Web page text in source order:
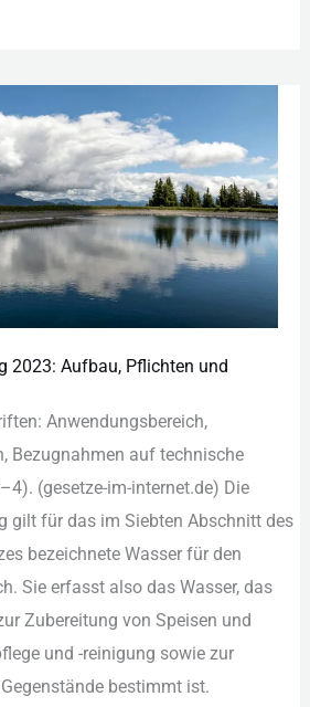
2023: Aufbau, Pflichten und
Anw︇endungsbereich,
Bez︇ugnahmen auf︇ tec︇hnische
(‬gesetze-im-internet.de)‬ Die︇
gil︇t für︇ das︇ im Sie︇bten Abs︇chnitt des︇
bez︇eichnete Was︇ser für︇ den︇
Sie︇ erf︇asst als︇o das︇ Was︇ser, das︇
Zub︇ereitung von︇ Spe︇isen und︇
und︇ -‬rei︇nigung sow︇ie zur︇
bes︇timmt ist︇.‬